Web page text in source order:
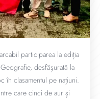
participarea la ediția
desfășurată la
în clasamentul pe națiuni.
care cinci de aur și